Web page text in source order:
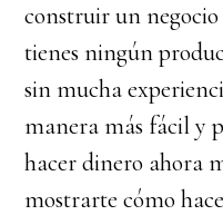
construir un
tienes ningún
sin mucha
manera más fácil y
hacer dinero ahora
mostrarte cómo